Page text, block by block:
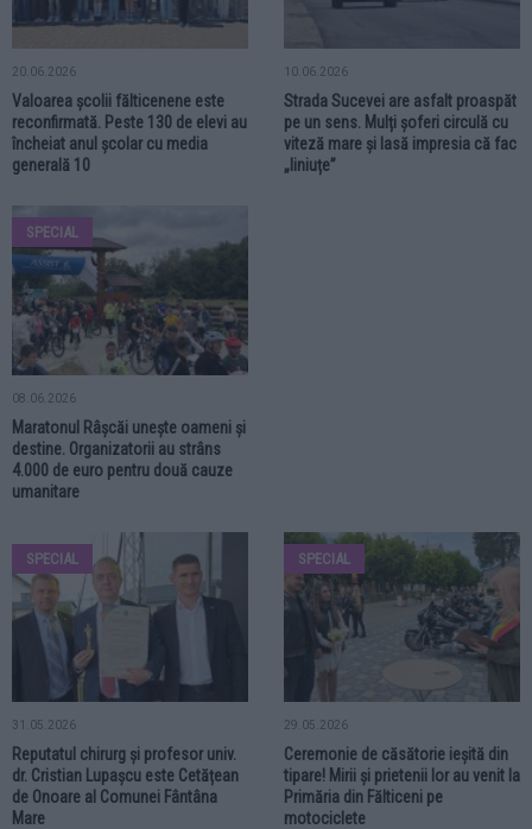
20.06.2026
Valoarea școlii fălticenene este
reconfirmată. Peste 130 de elevi au
încheiat anul școlar cu media
generală 10
10.06.2026
Strada Sucevei are asfalt proaspăt
pe un sens. Mulți șoferi circulă cu
viteză mare și lasă impresia că fac
„liniuțe”
SPECIAL
08.06.2026
Maratonul Râșcăi unește oameni și
destine. Organizatorii au strâns
4.000 de euro pentru două cauze
umanitare
SPECIAL
31.05.2026
Reputatul chirurg și profesor univ.
dr. Cristian Lupașcu este Cetățean
de Onoare al Comunei Fântâna
Mare
SPECIAL
29.05.2026
Ceremonie de căsătorie ieșită din
tipare! Mirii și prietenii lor au venit la
Primăria din Fălticeni pe
motociclete